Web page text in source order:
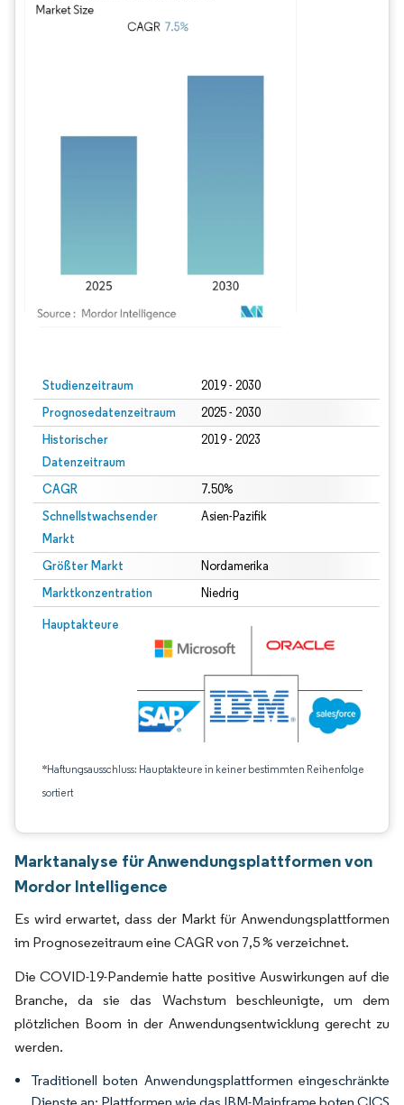
Studienzeitraum 2019 - 2030
Prognosedatenzeitraum 2025 - 2030
Historischer
Datenzeitraum
2019 - 2023
CAGR 7.50%
Schnellstwachsender
Markt
Asien-Pazifik
Größter Markt Nordamerika
Marktkonzentration Niedrig
Hauptakteure
*Haftungsausschluss: Hauptakteure in keiner bestimmten Reihenfolge
sortiert
Marktanalyse für Anwendungsplattformen von
Mordor Intelligence
Es wird erwartet, dass der Markt für Anwendungsplattformen
im Prognosezeitraum eine CAGR von 7,5 % verzeichnet.
Die COVID-19-Pandemie hatte positive Auswirkungen auf die
Branche, da sie das Wachstum beschleunigte, um dem
plötzlichen Boom in der Anwendungsentwicklung gerecht zu
werden.
Traditionell boten Anwendungsplattformen eingeschränkte